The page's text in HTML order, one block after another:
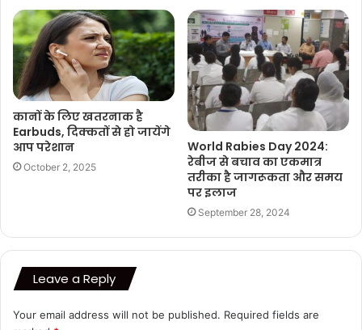
कानों के लिए खतरनाक है
Earbuds, दिक्कतों से हो जायेंगे
आप परेशान
October 2, 2025
World Rabies Day 2024:
रेबीज से बचाव का एकमात्र
तरीका है जागरूकता और समय
पर इलाज
September 28, 2024
Leave a Reply
Your email address will not be published. Required fields are